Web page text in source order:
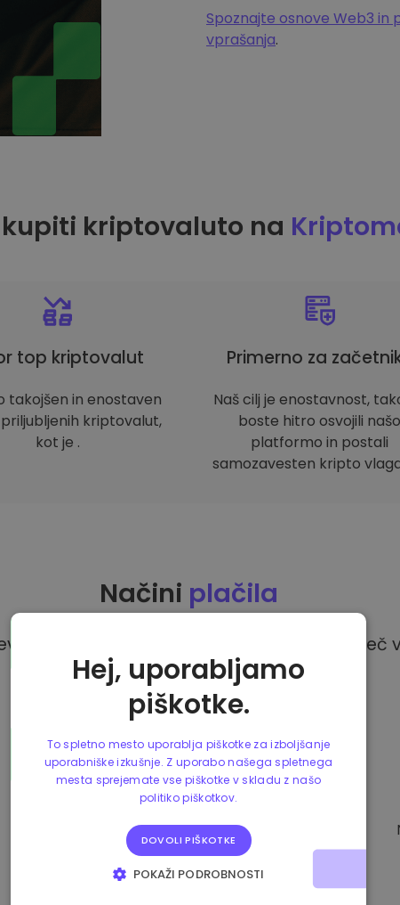
Spoznajte osnove Web3
vprašanja.
kriptovaluto na
top kriptovalut
takojšen in enostaven
kriptovalut,
kot je .
Primerno za
Naš cilj je enostavnost,
boste hitro osvojili našo
platformo in postali
samozavesten kripto
Načini plačila
na platformi Kriptomat imate na voljo več
Hej, uporabljamo
piškotke.
To spletno mesto uporablja piškotke za izboljšanje
uporabniške izkušnje. Z uporabo našega spletnega
mesta sprejemate vse piškotke v skladu z našo
politiko piškotkov.
DOVOLI PIŠKOTKE
POKAŽI PODROBNOSTI